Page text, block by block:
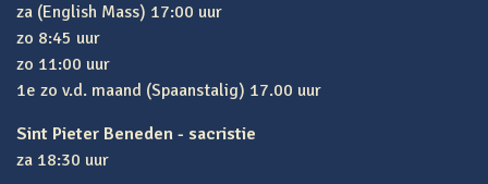
za (English Mass) 17:00 uur
zo 8:45 uur
zo 11:00 uur
1e zo v.d. maand (Spaanstalig) 17.00 uur
Sint Pieter Beneden - sacristie
za 18:30 uur